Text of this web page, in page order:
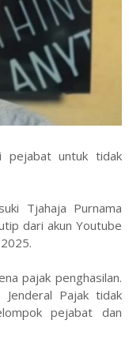
pejabat untuk tidak
Tjahaja Purnama
dari akun Youtube
pajak penghasilan.
Pajak tidak
pejabat dan